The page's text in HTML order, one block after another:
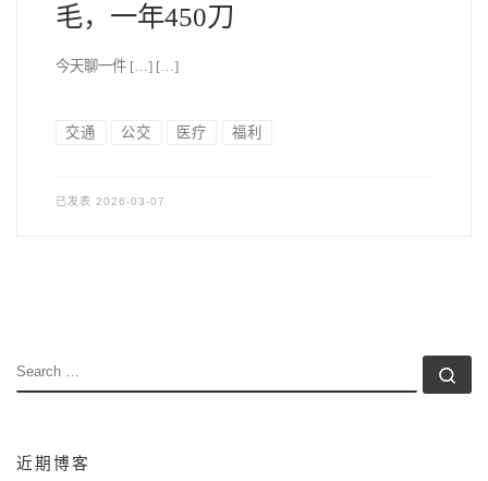
毛，一年450刀
今天聊一件 […] […]
交通 公交 医疗 福利
已发表 2026-03-07
SEARCH
近期博客